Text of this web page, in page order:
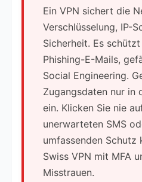
Ein VPN sichert die
Verschlüsselung, IP-
Sicherheit. Es
Phishing-E-Mails,
Social Engineering.
Zugangsdaten nur in
ein. Klicken Sie nie
unerwarteten SMS
umfassenden Schutz
Swiss VPN mit MFA
Misstrauen.